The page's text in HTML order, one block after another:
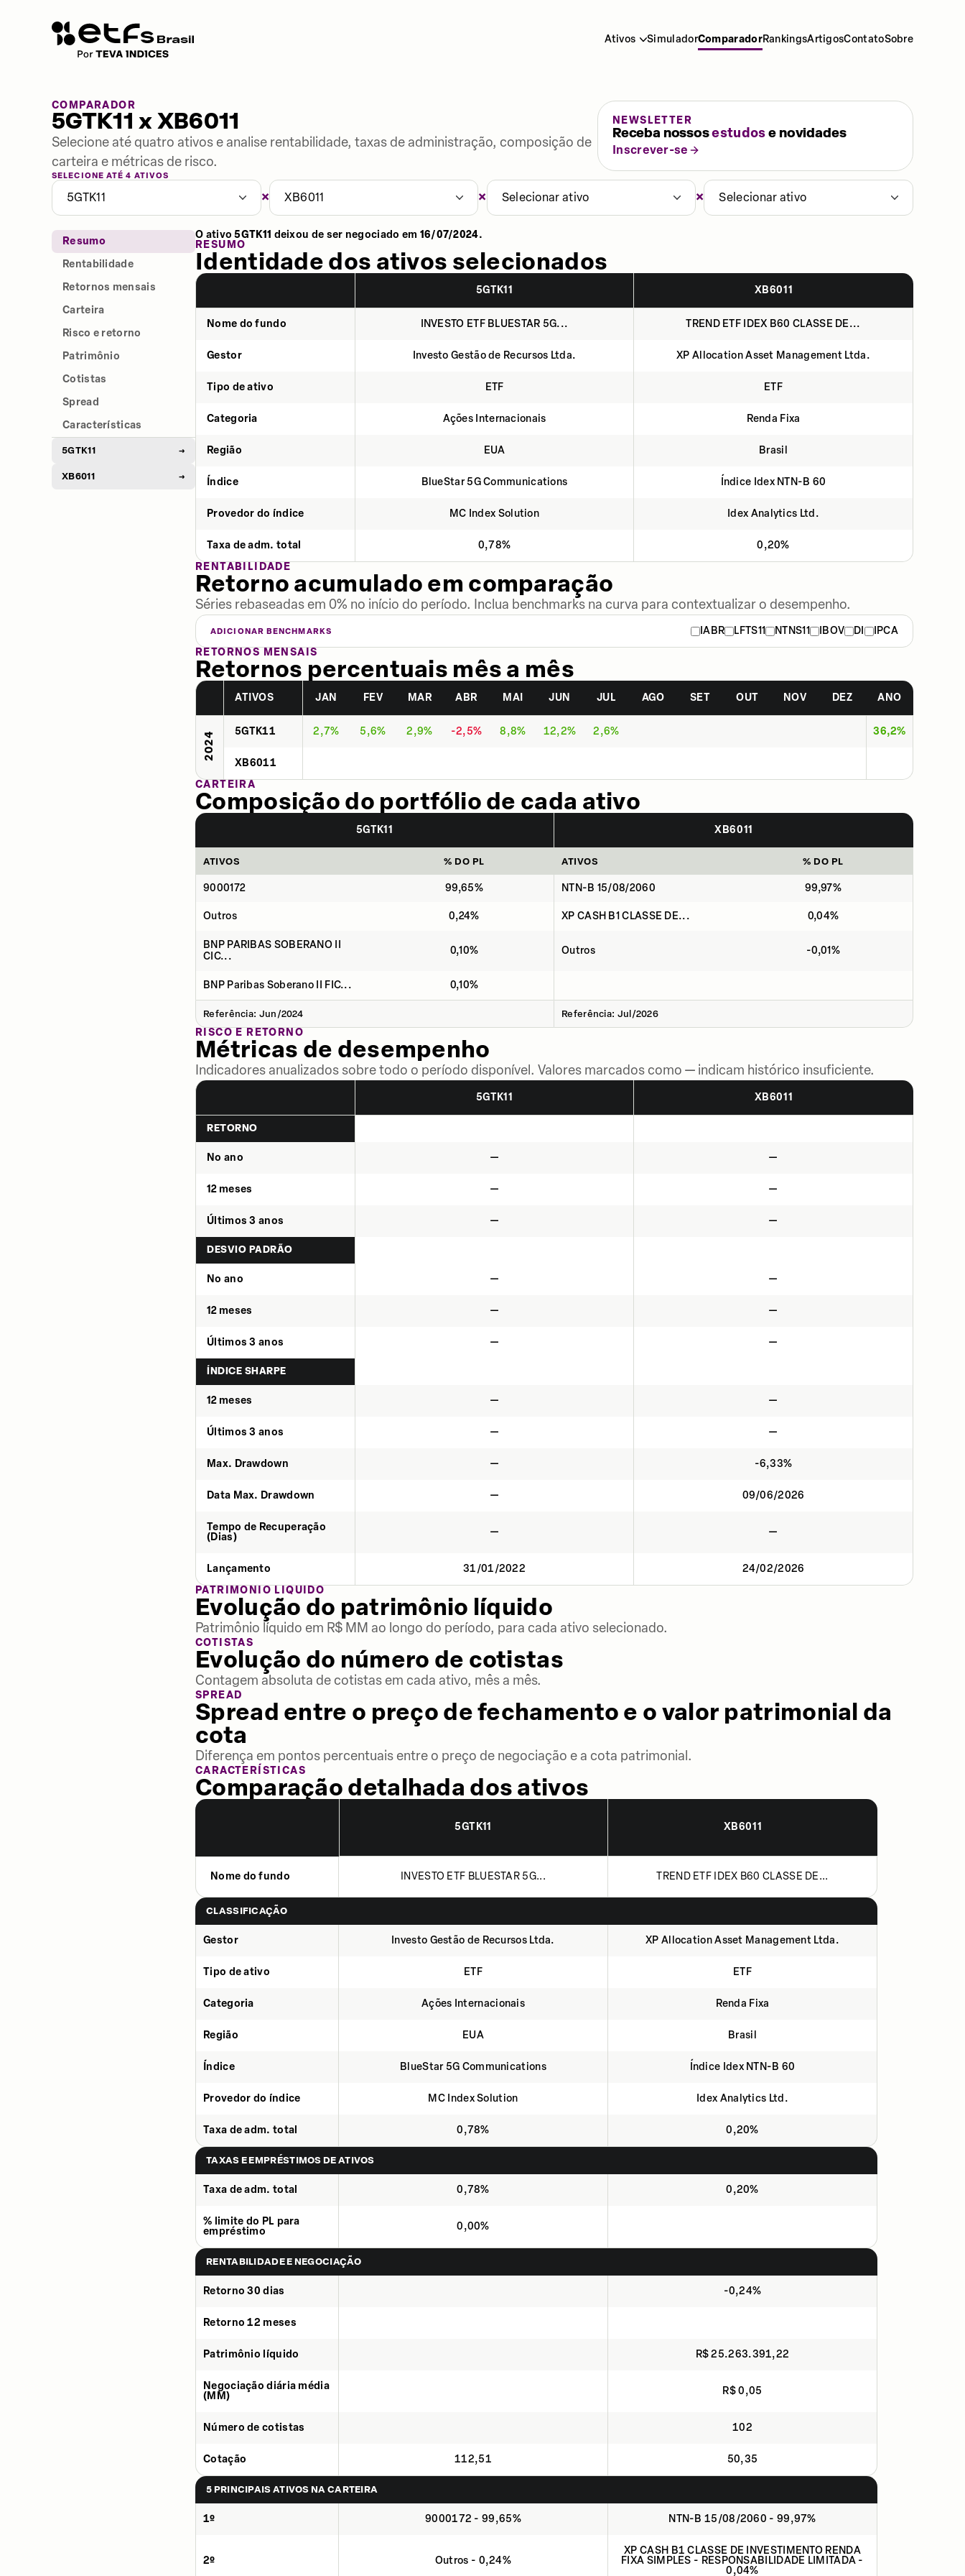
Ativos SimuladorComparadorRankingsArtigosContatoSobre
COMPARADOR
5GTK11 x XB6011
Selecione até quatro ativos e analise rentabilidade, taxas de administração, composição de
carteira e métricas de risco.
NEWSLETTER
Receba nossosestudose novidades
Inscrever-se
SELECIONE ATÉ 4 ATIVOS
5GTK11 × XB6011 × Selecionar ativo × Selecionar ativo
Resumo
Rentabilidade
Retornos mensais
Carteira
Risco e retorno
Patrimônio
Cotistas
Spread
Características
5GTK11 →
XB6011 →
O ativo5GTK11 deixou de ser negociado em 16/07/2024.
RESUMO
Identidade dos ativos selecionados
5GTK11 XB6011
Nome do fundo INVESTO ETF BLUESTAR 5G... TREND ETF IDEX B60 CLASSE DE...
Gestor Investo Gestão de Recursos Ltda. XP Allocation Asset Management Ltda.
Tipo de ativo ETF ETF
Categoria Ações Internacionais Renda Fixa
Região EUA Brasil
Índice BlueStar 5G Communications Índice Idex NTN-B 60
Provedor do índice MC Index Solution Idex Analytics Ltd.
Taxa de adm. total 0,78%
0,20%
RENTABILIDADE
Retorno acumulado em comparação
Séries rebaseadas em 0% no início do período. Inclua benchmarks na curva para contextualizar o desempenho.
ADICIONAR BENCHMARKS IABR LFTS11 NTNS11 IBOV DI
IPCA
RETORNOS MENSAIS
Retornos percentuais mês a mês
ATIVOS JAN FEV MAR ABR MAI JUN JUL AGO SET OUT NOV DEZ ANO
2024 5GTK11 2,7% 5,6% 2,9% -2,5% 8,8% 12,2% 2,6% 36,2%
XB6011
CARTEIRA
Composição do portfólio de cada ativo
5GTK11 XB6011
ATIVOS % DO PL ATIVOS % DO PL
9000172 99,65% NTN-B 15/08/2060 99,97%
Outros 0,24% XP CASH B1 CLASSE DE... 0,04%
BNP PARIBAS SOBERANO II
CIC...
0,10% Outros -0,01%
BNP Paribas Soberano II FIC... 0,10%
Referência: Jun/2024 Referência: Jul/2026
RISCO E RETORNO
Métricas de desempenho
Indicadores anualizados sobre todo o período disponível. Valores marcados como — indicam histórico insuficiente.
5GTK11 XB6011
RETORNO
No ano — —
12 meses — —
Últimos 3 anos — —
DESVIO PADRÃO
No ano — —
12 meses — —
Últimos 3 anos — —
ÍNDICE SHARPE
12 meses — —
Últimos 3 anos — —
Max. Drawdown — -6,33%
Data Max. Drawdown — 09/06/2026
Tempo de Recuperação
(Dias)
— —
Lançamento 31/01/2022
24/02/2026
PATRIMÔNIO LÍQUIDO
Evolução do patrimônio líquido
Patrimônio líquido em R$ MM ao longo do período, para cada ativo selecionado.
COTISTAS
Evolução do número de cotistas
Contagem absoluta de cotistas em cada ativo, mês a mês.
SPREAD
Spread entre o preço de fechamento e o valor patrimonial da
cota
Diferença em pontos percentuais entre o preço de negociação e a cota patrimonial.
CARACTERÍSTICAS
Comparação detalhada dos ativos
5GTK11 XB6011
Nome do fundo INVESTO ETF BLUESTAR 5G... TREND ETF IDEX B60 CLASSE DE...
CLASSIFICAÇÃO
Gestor Investo Gestão de Recursos Ltda. XP Allocation Asset Management Ltda.
Tipo de ativo ETF ETF
Categoria Ações Internacionais Renda Fixa
Região EUA Brasil
Índice BlueStar 5G Communications Índice Idex NTN-B 60
Provedor do índice MC Index Solution Idex Analytics Ltd.
Taxa de adm. total 0,78% 0,20%
TAXAS E EMPRÉSTIMOS DE ATIVOS
Taxa de adm. total 0,78% 0,20%
% limite do PL para
empréstimo
0,00%
RENTABILIDADE E NEGOCIAÇÃO
Retorno 30 dias -0,24%
Retorno 12 meses
Patrimônio líquido R$ 25.263.391,22
Negociação diária média
(MM)
R$ 0,05
Número de cotistas 102
Cotação 112,51 50,35
5 PRINCIPAIS ATIVOS NA CARTEIRA
1º 9000172 - 99,65% NTN-B 15/08/2060 - 99,97%
2º Outros - 0,24%
XP CASH B1 CLASSE DE INVESTIMENTO RENDA
FIXA SIMPLES - RESPONSABILIDADE LIMITADA -
0,04%